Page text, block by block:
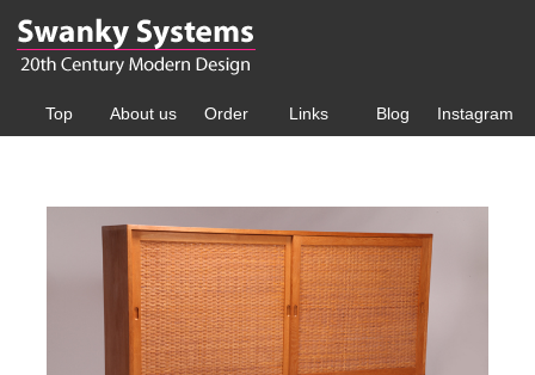
Top About us Order Links Blog Instagram